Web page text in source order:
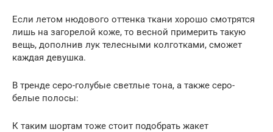
Если летом нюдового оттенка ткани хорошо смотрятся
лишь на загорелой коже, то весной примерить такую
вещь, дополнив лук телесными колготками, сможет
каждая девушка.
В тренде серо-голубые светлые тона, а также серо-
белые полосы:
К таким шортам тоже стоит подобрать жакет